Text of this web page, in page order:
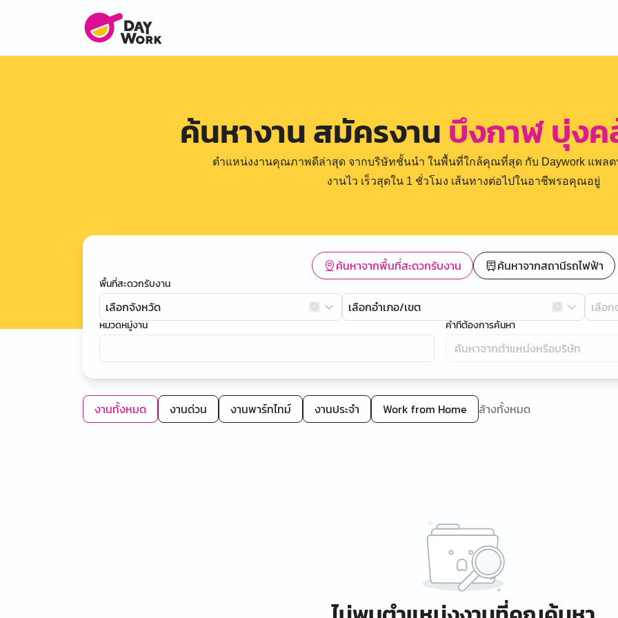
ค้นหางาน สมัครงาน บึงกาฬ บุ่งค
ตำแหน่งงานคุณภาพดีล่าสุด จากบริษัทชั้นนำ ในพื้นที่ใกล้คุณที่สุด กับ Daywork แพล
งานไว เร็วสุดใน 1 ชั่วโมง เส้นทางต่อไปในอาชีพรอคุณอยู่
ค้นหาจากพื้นที่สะดวกรับงาน ค้นหาจากสถานีรถไฟฟ้า
พื้นที่สะดวกรับงาน
เลือกจังหวัด เลือกอำเภอ/เขต เลือ
หมวดหมู่งาน คำที่ต้องการค้นหา
งานทั้งหมด งานด่วน งานพาร์ทไทม์ งานประจำ Work from Home ล้างทั้งหมด